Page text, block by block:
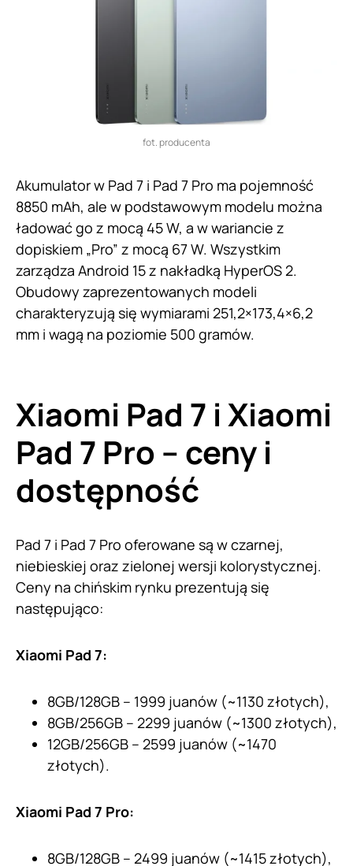
fot. producenta
Akumulator w Pad 7 i Pad 7 Pro ma pojemność
8850 mAh, ale w podstawowym modelu można
ładować go z mocą 45 W, a w wariancie z
dopiskiem „Pro” z mocą 67 W. Wszystkim
zarządza Android 15 z nakładką HyperOS 2.
Obudowy zaprezentowanych modeli
charakteryzują się wymiarami 251,2×173,4×6,2
mm i wagą na poziomie 500 gramów.
Xiaomi Pad 7 i Xiaomi
Pad 7 Pro – ceny i
dostępność
Pad 7 i Pad 7 Pro oferowane są w czarnej,
niebieskiej oraz zielonej wersji kolorystycznej.
Ceny na chińskim rynku prezentują się
następująco:
Xiaomi Pad 7:
8GB/128GB – 1999 juanów (~1130 złotych),
8GB/256GB – 2299 juanów (~1300 złotych),
12GB/256GB – 2599 juanów (~1470
złotych).
Xiaomi Pad 7 Pro:
8GB/128GB – 2499 juanów (~1415 złotych),